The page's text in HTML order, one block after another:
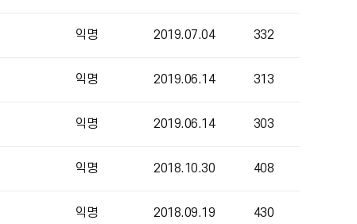
익명 2019.07.04 332
익명 2019.06.14 313
익명 2019.06.14 303
익명 2018.10.30 408
익명 2018.09.19 430